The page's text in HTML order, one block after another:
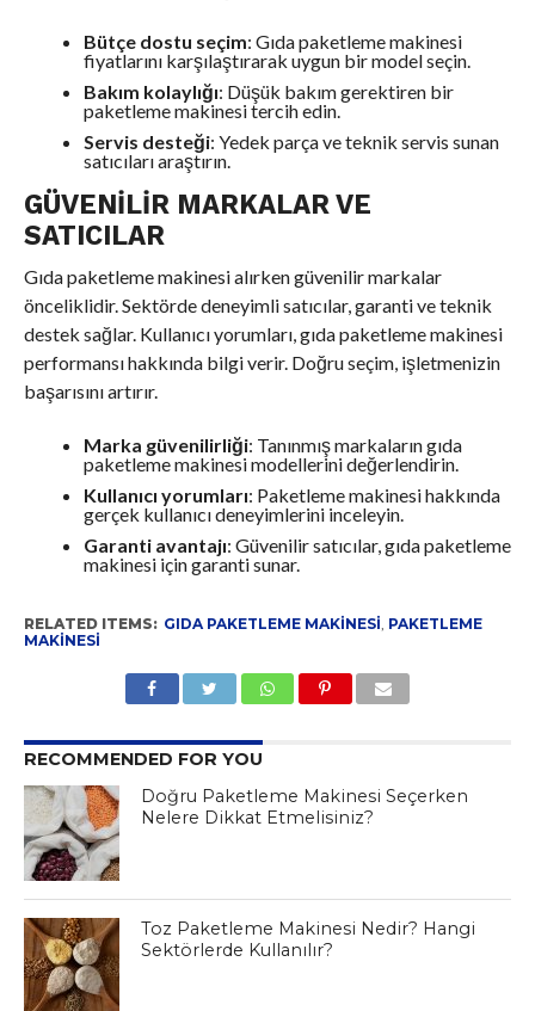
Bütçe dostu seçim: Gıda paketleme makinesi
fiyatlarını karşılaştırarak uygun bir model seçin.
Bakım kolaylığı: Düşük bakım gerektiren bir
paketleme makinesi tercih edin.
Servis desteği: Yedek parça ve teknik servis sunan
satıcıları araştırın.
GÜVENILIR MARKALAR VE
SATICILAR
Gıda paketleme makinesi alırken güvenilir markalar
önceliklidir. Sektörde deneyimli satıcılar, garanti ve teknik
destek sağlar. Kullanıcı yorumları, gıda paketleme makinesi
performansı hakkında bilgi verir. Doğru seçim, işletmenizin
başarısını artırır.
Marka güvenilirliği: Tanınmış markaların gıda
paketleme makinesi modellerini değerlendirin.
Kullanıcı yorumları: Paketleme makinesi hakkında
gerçek kullanıcı deneyimlerini inceleyin.
Garanti avantajı: Güvenilir satıcılar, gıda paketleme
makinesi için garanti sunar.
RELATED ITEMS: GIDA PAKETLEME MAKINESI PAKETLEME
MAKINESI
RECOMMENDED FOR YOU
Doğru Paketleme Makinesi Seçerken
Nelere Dikkat Etmelisiniz?
Toz Paketleme Makinesi Nedir? Hangi
Sektörlerde Kullanılır?